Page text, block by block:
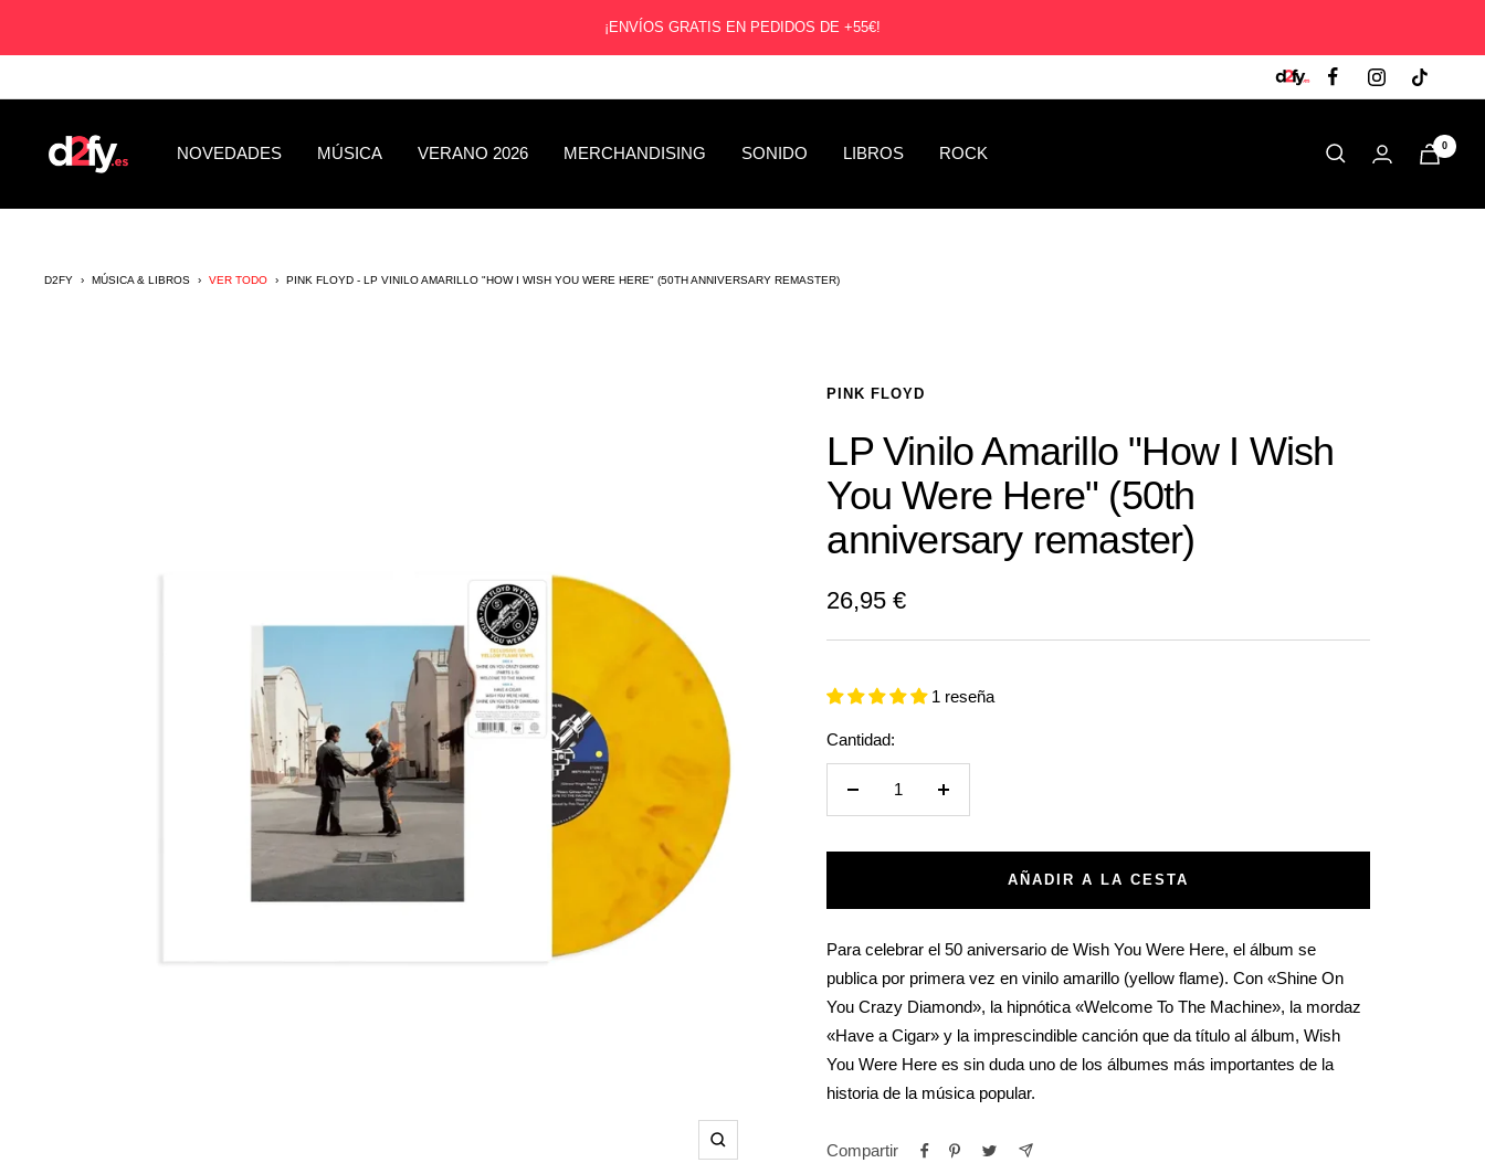
¡ENVÍOS GRATIS EN PEDIDOS DE +55€!
NOVEDADES MÚSICA VERANO 2026 MERCHANDISING SONIDO LIBROS ROCK
D2fy
0
D2FY › MÚSICA & LIBROS › VER TODO › PINK FLOYD - LP VINILO AMARILLO "HOW I WISH YOU WERE HERE" (50TH ANNIVERSARY REMASTER)
Zoom
PINK FLOYD
LP Vinilo Amarillo "How I Wish
You Were Here" (50th
anniversary remaster)
Precio
de
venta
26,95 €
1 reseña
Cantidad:
Reducir
Aumentar
AÑADIR A LA CESTA
Para celebrar el 50 aniversario de Wish You Were Here, el álbum se
publica por primera vez en vinilo amarillo (yellow flame). Con «Shine On
You Crazy Diamond», la hipnótica «Welcome To The Machine», la mordaz
«Have a Cigar» y la imprescindible canción que da título al álbum, Wish
You Were Here es sin duda uno de los álbumes más importantes de la
historia de la música popular.
Compartir